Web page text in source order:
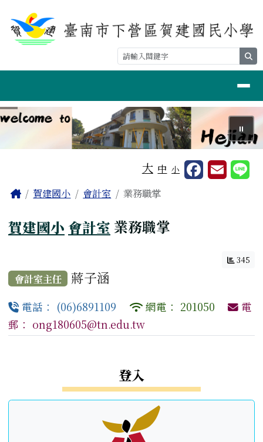
台南市賀建國小
⏸
大 中 小
主內容區域
Home
賀建國小 會計室 業務職掌
賀建國小 會計室 業務職掌
345
會計室主任 蔣子涵
電話： (06)6891109 網電： 201050
電
郵： ong180605@tn.edu.tw
登入
頁尾區域